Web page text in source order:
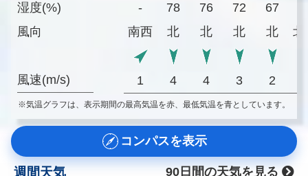
湿度(%)
風向
風速(m/s)
-
78 76 72 67
南西
北 北 北 北 北
1 4 4 3 2
※気温グラフは、表示期間の最高気温を赤、最低気温を青としています。
コンパスを表示
週間天気
90日間の天気を見る